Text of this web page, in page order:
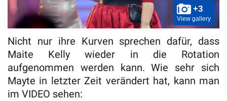
+3
View gallery
Nicht nur ihre Kurven sprechen dafür, dass
Maite Kelly wieder in die Rotation
aufgenommen werden kann. Wie sehr sich
Mayte in letzter Zeit verändert hat, kann man
im VIDEO sehen: